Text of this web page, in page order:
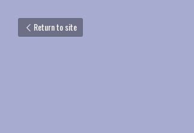
Return to site